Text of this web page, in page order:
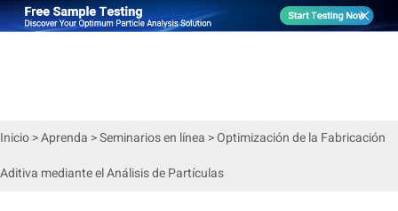
Inicio>Aprenda >Seminarios en línea >Optimización de la Fabricación
Aditiva mediante el Análisis de Partículas